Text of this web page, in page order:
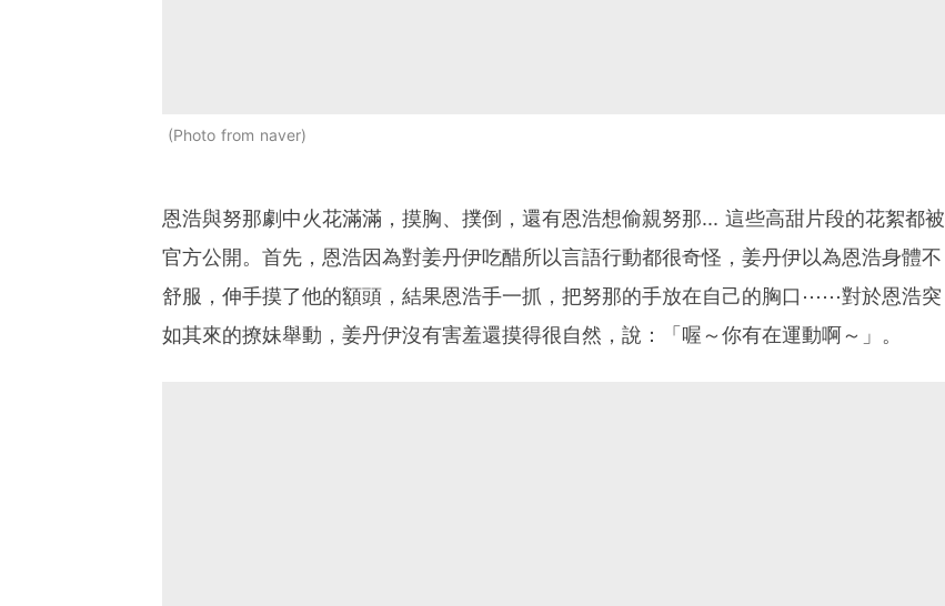
Photo from naver
恩浩與努那劇中火花滿滿，摸胸、撲倒，還有恩浩想偷親努那... 這些高甜片段的花絮都被
官方公開。 首先，恩浩因為對姜丹伊吃醋所以言語行動都很奇怪，姜丹伊以為恩浩身體不
舒服，伸手摸了他的額頭，結果恩浩手一抓，把努那的手放在自己的胸口⋯⋯對於恩浩突
如其來的撩妹舉動，姜丹伊沒有害羞還摸得很自然，說：「喔～你有在運動啊～」。